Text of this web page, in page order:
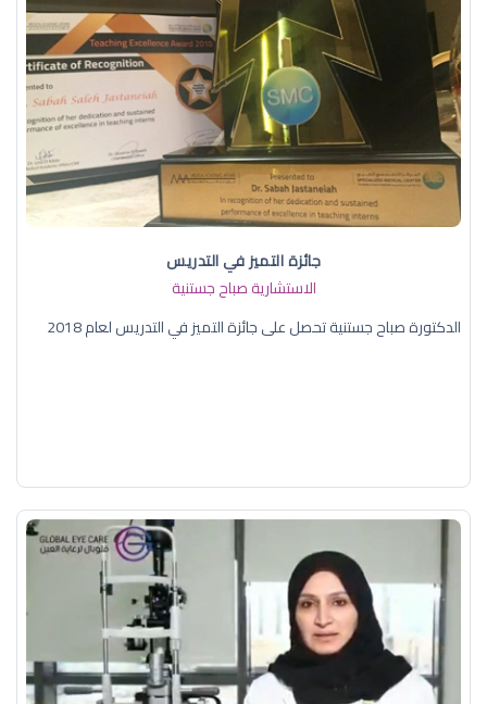
جائزة التميز في التدريس
الاستشارية صباح جستنية
الدكتورة صباح جستنية تحصل على جائزة التميز في التدريس لعام 2018